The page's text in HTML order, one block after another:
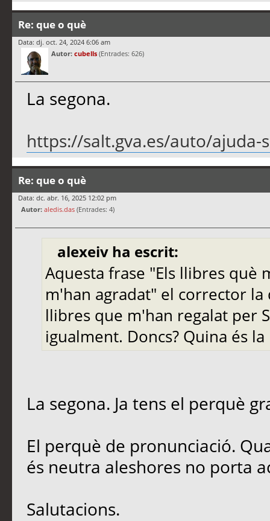
Re: que o què
Data: dj. oct. 24, 2024 6:06 am
Autor: cubells (Entrades: 626)
La segona.
https://salt.gva.es/auto/ajuda-
Re: que o què
Data: dc. abr. 16, 2025 12:02 pm
Autor: aledis.das (Entrades: 4)
alexeiv ha escrit:
Aquesta frase "Els llibres què
m'han agradat" el corrector la
llibres que m'han regalat per
igualment. Doncs? Quina és la
La segona. Ja tens el perquè
El perquè de pronunciació.
és neutra aleshores no porta
Salutacions.